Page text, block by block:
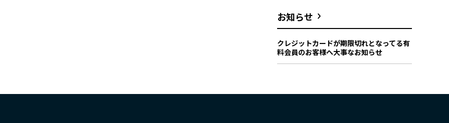
お知らせ
クレジットカードが期限切れとなってる有
料会員のお客様へ大事なお知らせ